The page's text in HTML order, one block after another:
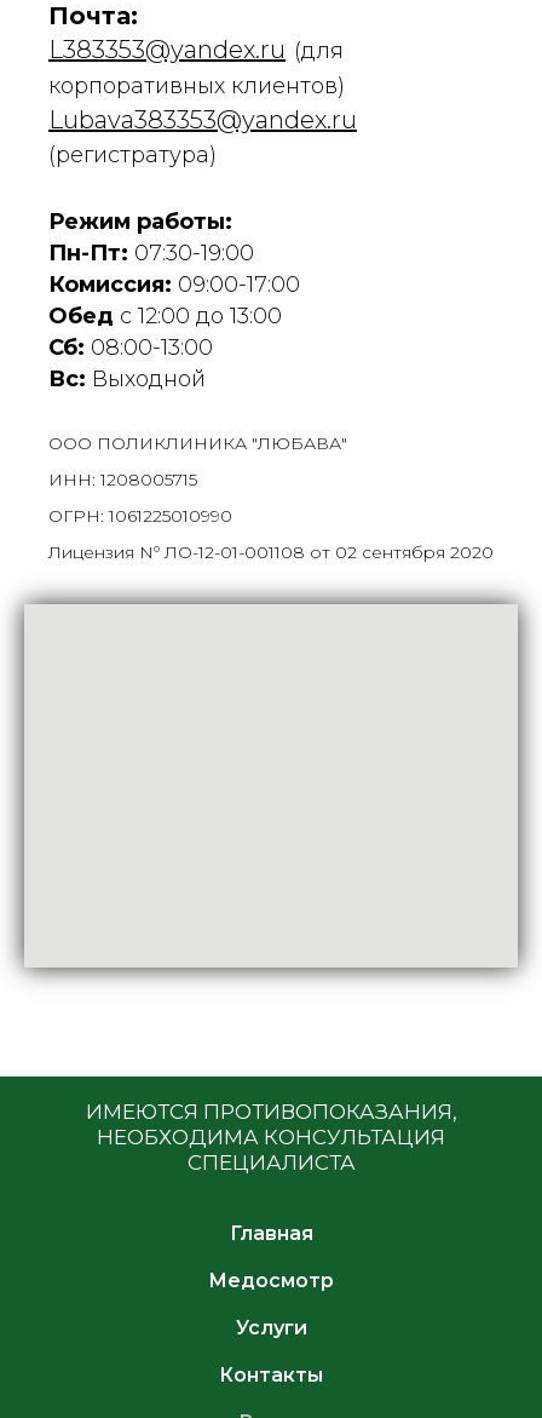
Почта:
L383353@yandex.ru (для
корпоративных клиентов)
Lubava383353@yandex.ru
(регистратура)
Режим работы:
Пн-Пт: 07:30-19:00
Комиссия: 09:00-17:00
Обед с 12:00 до 13:00
Сб: 08:00-13:00
Вс: Выходной
ООО ПОЛИКЛИНИКА "ЛЮБАВА"
ИНН: 1208005715
ОГРН: 1061225010990
Лицензия Nº ЛО-12-01-001108 от 02 сентября 2020
ИМЕЮТСЯ ПРОТИВОПОКАЗАНИЯ,
НЕОБХОДИМА КОНСУЛЬТАЦИЯ
СПЕЦИАЛИСТА
Главная
Медосмотр
Услуги
Контакты